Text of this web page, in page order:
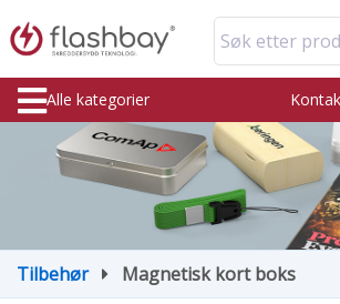
Søk etter
Alle kategorier
Tilbehør Magnetisk kort boks